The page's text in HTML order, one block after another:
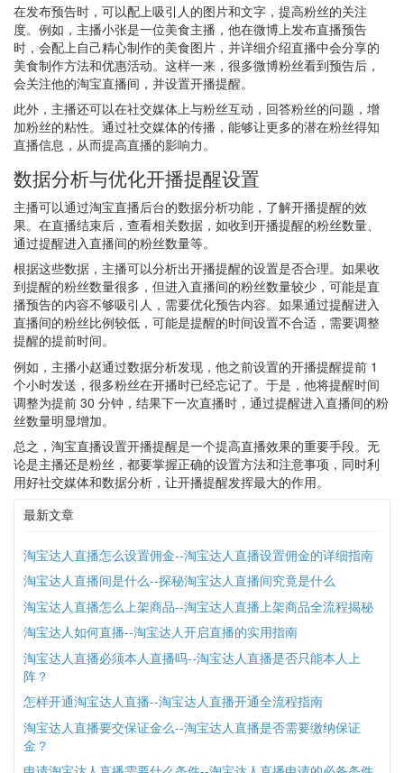
在发布预告时，可以配上吸引人的图片和文字，提高粉丝的关注
度。例如，主播小张是一位美食主播，他在微博上发布直播预告
时，会配上自己精心制作的美食图片，并详细介绍直播中会分享的
美食制作方法和优惠活动。这样一来，很多微博粉丝看到预告后，
会关注他的淘宝直播间，并设置开播提醒。
此外，主播还可以在社交媒体上与粉丝互动，回答粉丝的问题，增
加粉丝的粘性。通过社交媒体的传播，能够让更多的潜在粉丝得知
直播信息，从而提高直播的影响力。
数据分析与优化开播提醒设置
主播可以通过淘宝直播后台的数据分析功能，了解开播提醒的效
果。在直播结束后，查看相关数据，如收到开播提醒的粉丝数量、
通过提醒进入直播间的粉丝数量等。
根据这些数据，主播可以分析出开播提醒的设置是否合理。如果收
到提醒的粉丝数量很多，但进入直播间的粉丝数量较少，可能是直
播预告的内容不够吸引人，需要优化预告内容。如果通过提醒进入
直播间的粉丝比例较低，可能是提醒的时间设置不合适，需要调整
提醒的提前时间。
例如，主播小赵通过数据分析发现，他之前设置的开播提醒提前 1
个小时发送，很多粉丝在开播时已经忘记了。于是，他将提醒时间
调整为提前 30 分钟，结果下一次直播时，通过提醒进入直播间的粉
丝数量明显增加。
总之，淘宝直播设置开播提醒是一个提高直播效果的重要手段。无
论是主播还是粉丝，都要掌握正确的设置方法和注意事项，同时利
用好社交媒体和数据分析，让开播提醒发挥最大的作用。
最新文章
淘宝达人直播怎么设置佣金--淘宝达人直播设置佣金的详细指南
淘宝达人直播间是什么--探秘淘宝达人直播间究竟是什么
淘宝达人直播怎么上架商品--淘宝达人直播上架商品全流程揭秘
淘宝达人如何直播--淘宝达人开启直播的实用指南
淘宝达人直播必须本人直播吗--淘宝达人直播是否只能本人上
阵？
怎样开通淘宝达人直播--淘宝达人直播开通全流程指南
淘宝达人直播要交保证金么--淘宝达人直播是否需要缴纳保证
金？